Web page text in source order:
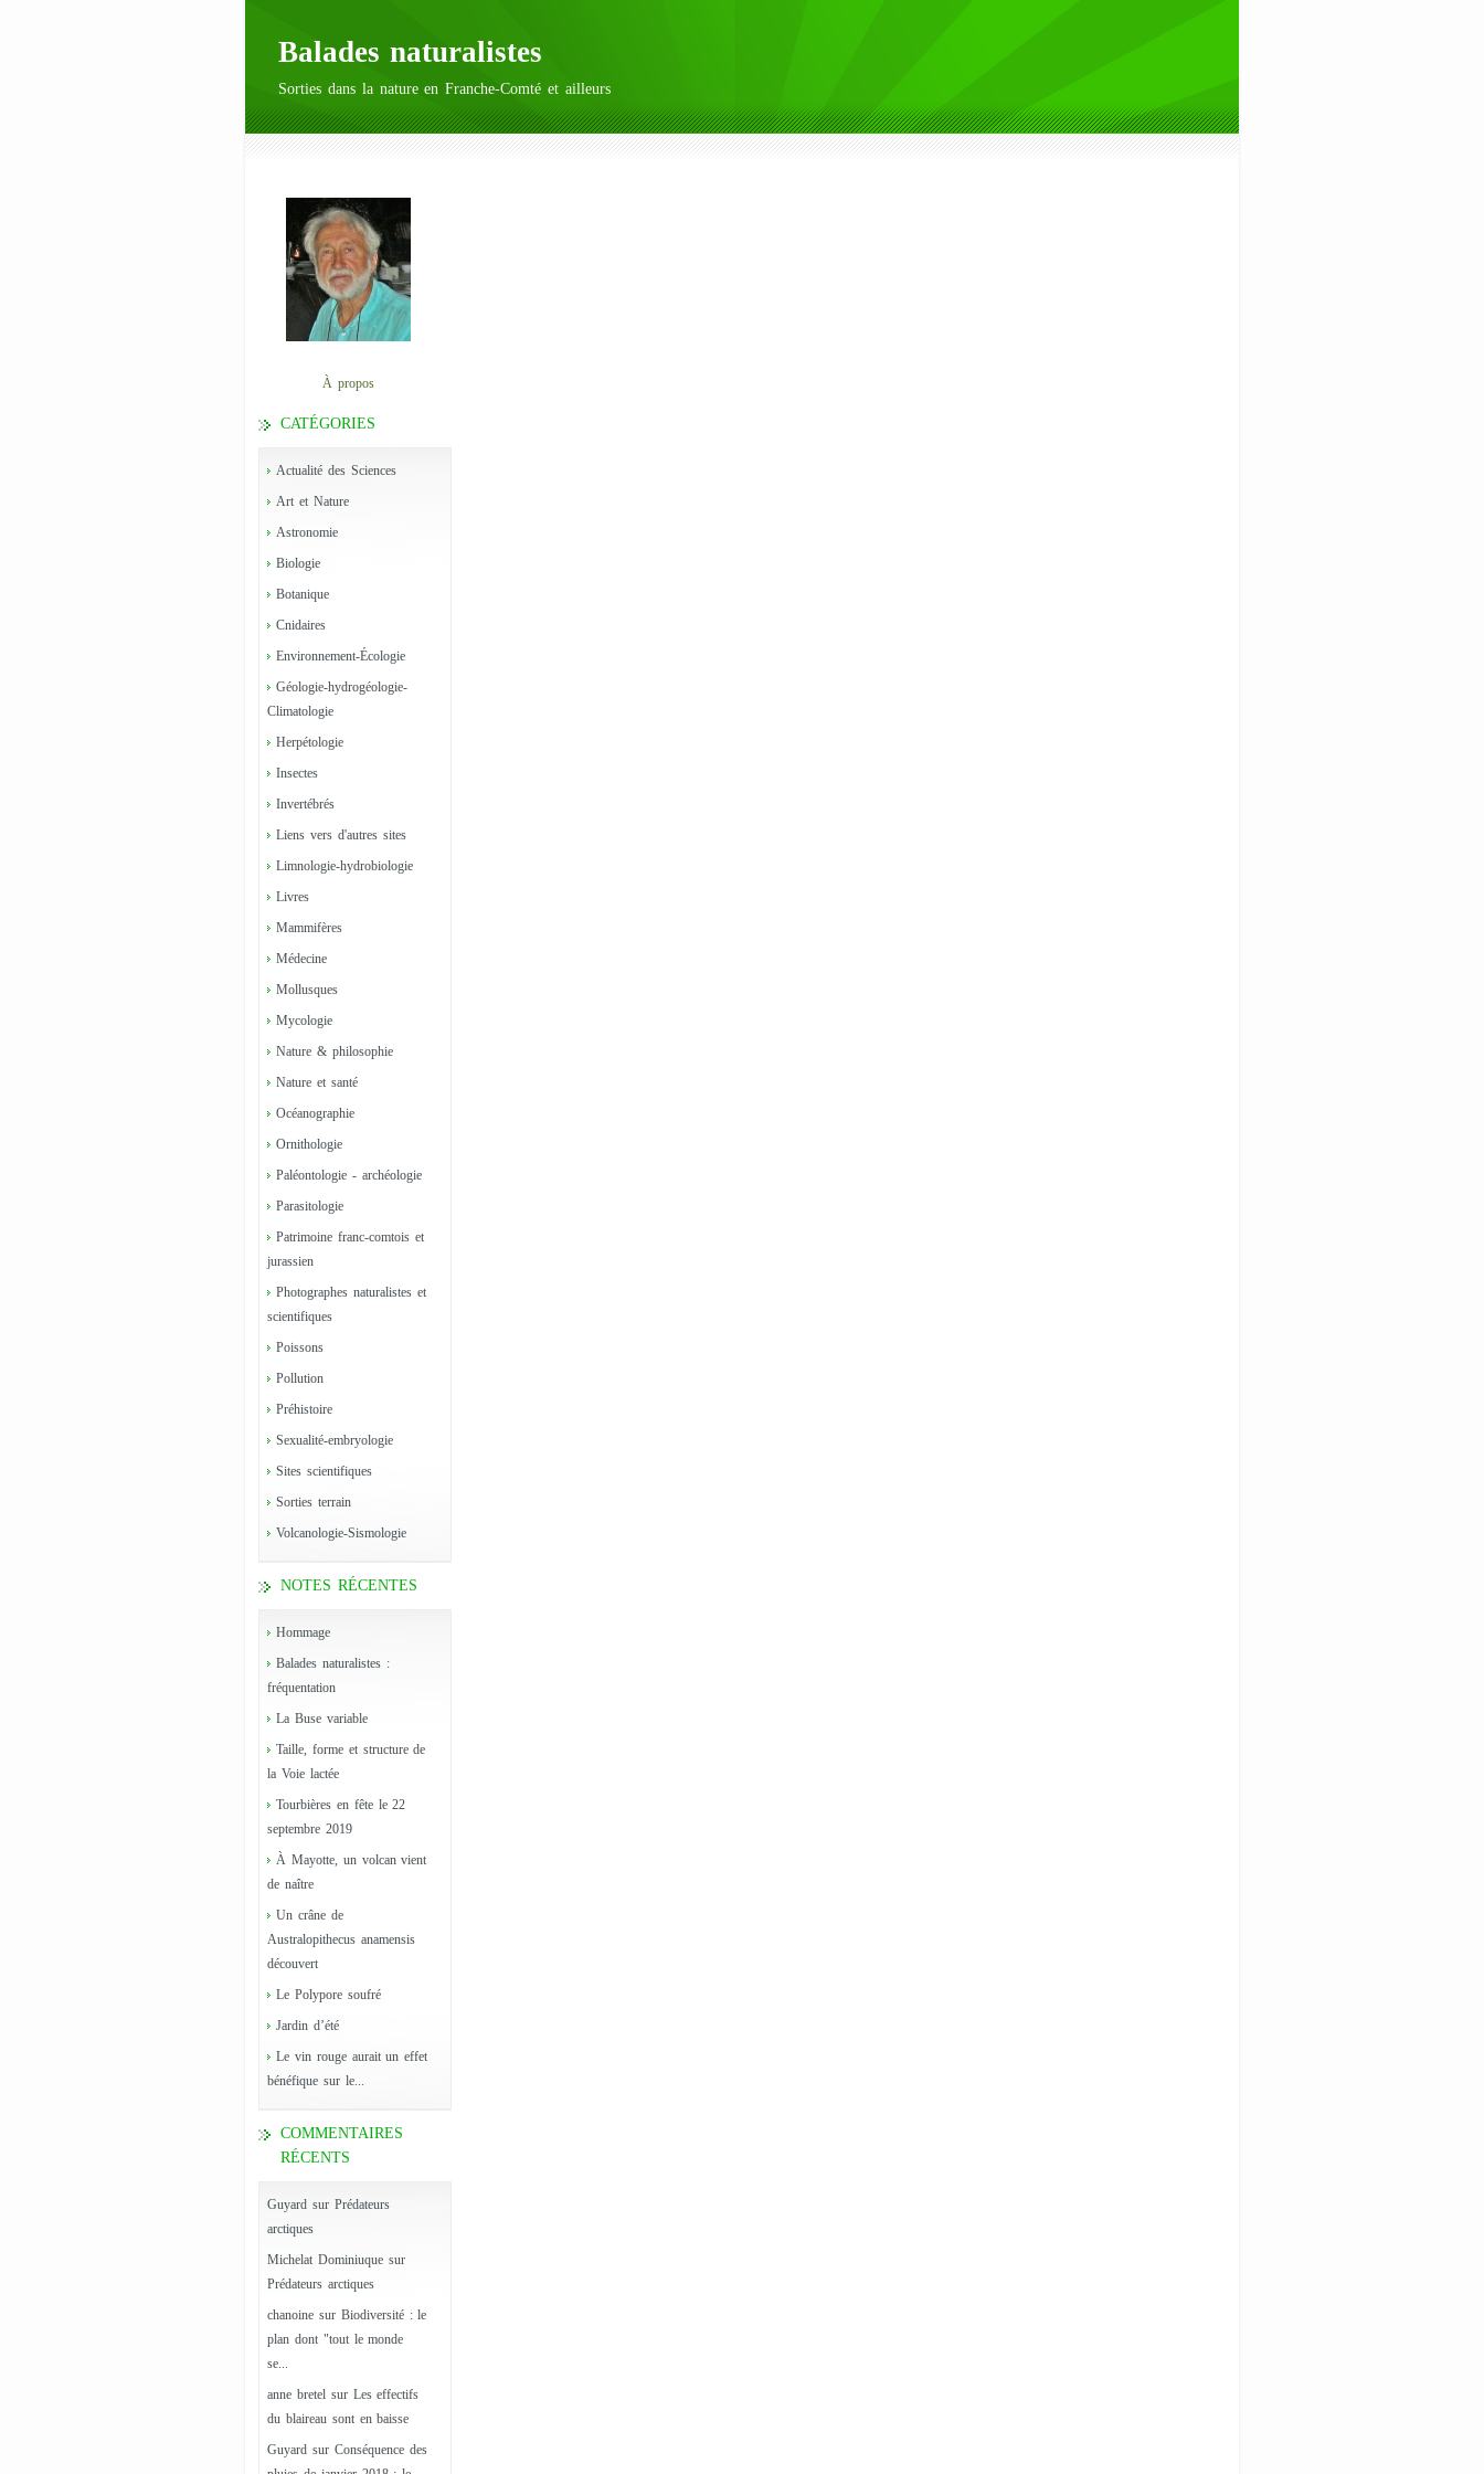
Balades naturalistes
Sorties dans la nature en Franche-Comté et ailleurs
À propos
CATÉGORIES
Actualité des Sciences
Art et Nature
Astronomie
Biologie
Botanique
Cnidaires
Environnement-Écologie
Géologie-hydrogéologie-
Climatologie
Herpétologie
Insectes
Invertébrés
Liens vers d'autres sites
Limnologie-hydrobiologie
Livres
Mammifères
Médecine
Mollusques
Mycologie
Nature & philosophie
Nature et santé
Océanographie
Ornithologie
Paléontologie - archéologie
Parasitologie
Patrimoine franc-comtois et
jurassien
Photographes naturalistes et
scientifiques
Poissons
Pollution
Préhistoire
Sexualité-embryologie
Sites scientifiques
Sorties terrain
Volcanologie-Sismologie
NOTES RÉCENTES
Hommage
Balades naturalistes :
fréquentation
La Buse variable
Taille, forme et structure de
la Voie lactée
Tourbières en fête le 22
septembre 2019
À Mayotte, un volcan vient
de naître
Un crâne de
Australopithecus anamensis
découvert
Le Polypore soufré
Jardin d’été
Le vin rouge aurait un effet
bénéfique sur le...
COMMENTAIRES
RÉCENTS
Guyard sur Prédateurs
arctiques
Michelat Dominiuquesur
Prédateurs arctiques
chanoine sur Biodiversité : le
plan dont "tout le monde
se...
anne bretelsur Les effectifs
du blaireau sont en baisse
Guyard sur Conséquence des